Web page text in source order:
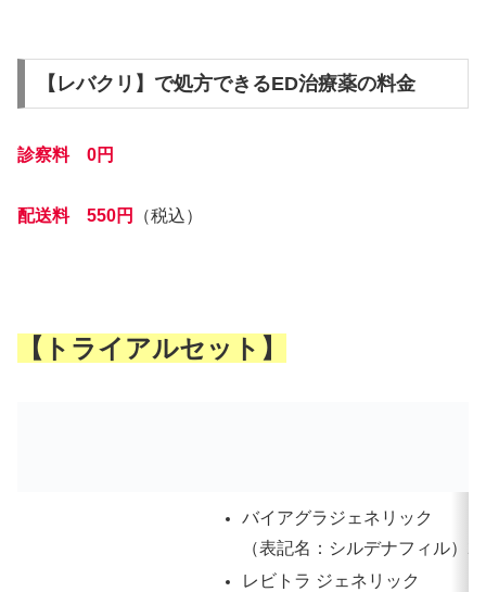
【レバクリ】で処方できるED治療薬の料金
診察料 0円
配送料 550円 （税込）
【トライアルセット】
バイアグラジェネリック
（表記名：シルデナフィル）
レビトラ ジェネリック